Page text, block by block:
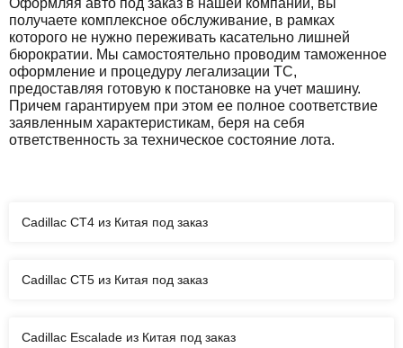
Оформляя авто под заказ в нашей компании, вы
получаете комплексное обслуживание, в рамках
которого не нужно переживать касательно лишней
бюрократии. Мы самостоятельно проводим таможенное
оформление и процедуру легализации ТС,
предоставляя готовую к постановке на учет машину.
Причем гарантируем при этом ее полное соответствие
заявленным характеристикам, беря на себя
ответственность за техническое состояние лота.
Cadillac CT4 из Китая под заказ
Cadillac CT5 из Китая под заказ
Cadillac Escalade из Китая под заказ